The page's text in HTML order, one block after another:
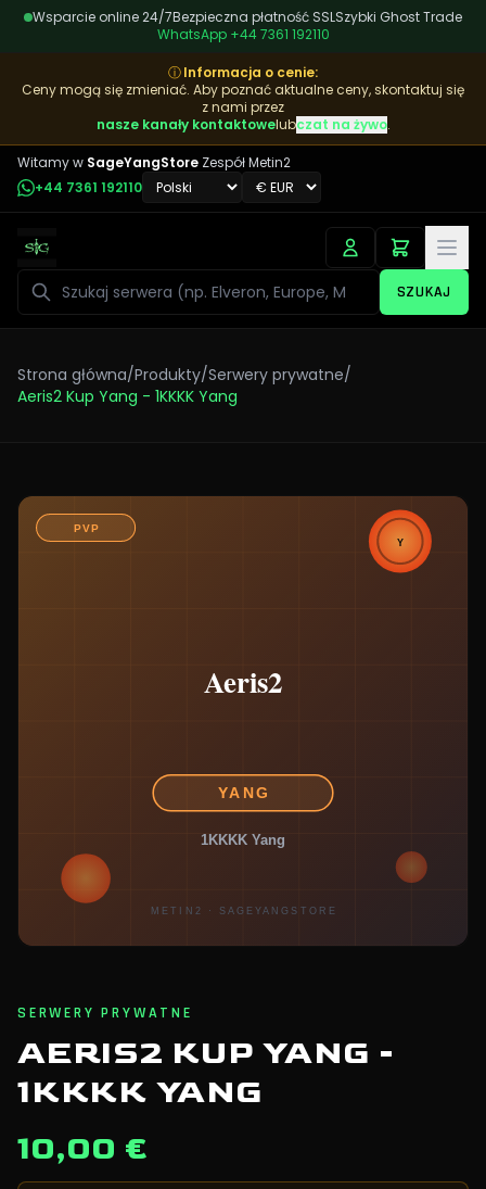
Wsparcie online 24/7Bezpieczna płatność SSLSzybki Ghost Trade
WhatsApp +44 7361 192110
ⓘInformacja o cenie:
Ceny mogą się zmieniać. Aby poznać aktualne ceny, skontaktuj się
z nami przez
nasze kanały kontaktowelubczat na żywo.
Witamy w SageYangStore Zespół Metin2
+44 7361 192110
Szukaj SZUKAJ
Strona główna/Produkty/Serwery prywatne/
Aeris2 Kup Yang - 1KKKK Yang
SERWERY PRYWATNE
AERIS2 KUP YANG -
1KKKK YANG
10,00 €